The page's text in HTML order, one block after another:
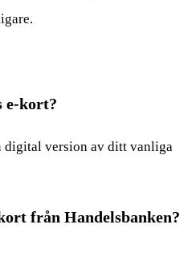
e-kort?
digital version av ditt vanliga
från Handelsbanken?